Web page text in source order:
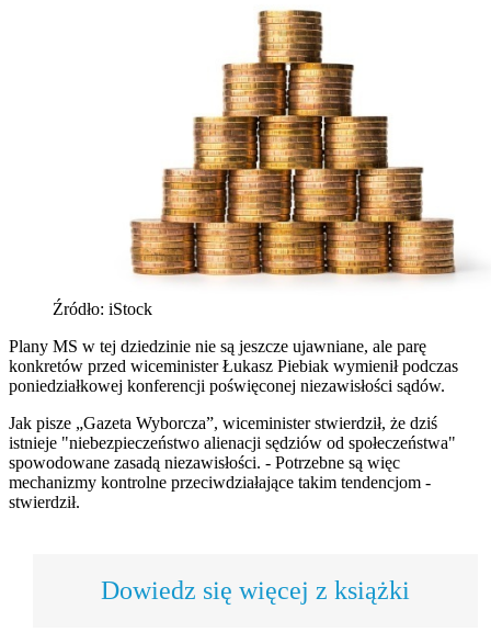
Źródło: iStock
Plany MS w tej dziedzinie nie są jeszcze ujawniane, ale parę
konkretów przed wiceminister Łukasz Piebiak wymienił podczas
poniedziałkowej konferencji poświęconej niezawisłości sądów.
Jak pisze „Gazeta Wyborcza”, wiceminister stwierdził, że dziś
istnieje "niebezpieczeństwo alienacji sędziów od społeczeństwa"
spowodowane zasadą niezawisłości. - Potrzebne są więc
mechanizmy kontrolne przeciwdziałające takim tendencjom -
stwierdził.
Dowiedz się więcej z książki